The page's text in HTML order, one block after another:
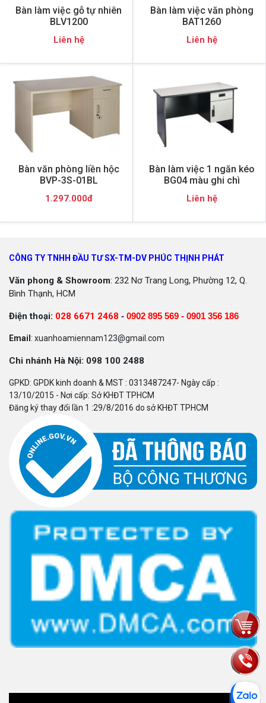
Bàn làm việc gỗ tự nhiên
BLV1200
Liên hệ
Bàn làm việc văn phòng
BAT1260
Liên hệ
Bàn văn phòng liền hộc
BVP-3S-01BL
1.297.000đ
Bàn làm việc 1 ngăn kéo
BG04 màu ghi chì
Liên hệ
CÔNG TY TNHH ĐẦU TƯ SX-TM-DV PHÚC THỊNH PHÁT
Văn phong & Showroom: 232 Nơ Trang Long, Phường 12, Q.
Bình Thạnh, HCM
Điện thoại: 028 6671 2468 - 0902 895 569 - 0901 356 186
Email : xuanhoamiennam123@gmail.com
Chi nhánh Hà Nội: 098 100 2488
GPKD: GPDK kinh doanh & MST : 0313487247- Ngày cấp :
13/10/2015 - Nơi cấp: Sở KHĐT TPHCM
Đăng ký thay đổi lần 1 :29/8/2016 do sở KHĐT TPHCM